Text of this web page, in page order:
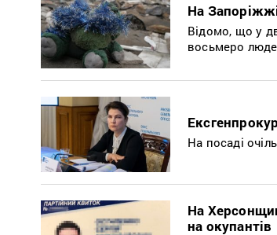
На
Відомо, що у
восьмеро
На посаді
На
на окупантів